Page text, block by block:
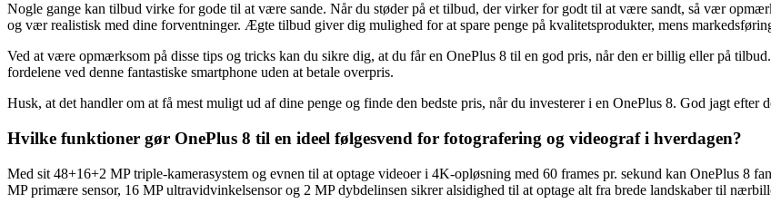
Nogle gange kan tilbud virke for gode til at være sande. Når du støder på et tilbud, der virker for godt til at være sandt, så vær
og vær realistisk med dine forventninger. Ægte tilbud giver dig mulighed for at spare penge på kvalitetsprodukter, mens
Ved at være opmærksom på disse tips og tricks kan du sikre dig, at du får en OnePlus 8 til en god pris, når den er billig eller på
fordelene ved denne fantastiske smartphone uden at betale overpris.
Husk, at det handler om at få mest muligt ud af dine penge og finde den bedste pris, når du investerer i en OnePlus 8. God jagt efter
Hvilke funktioner gør OnePlus 8 til en ideel følgesvend for fotografering og videograf i hverdagen?
Med sit 48+16+2 MP triple-kamerasystem og evnen til at optage videoer i 4K-opløsning med 60 frames pr. sekund kan OnePlus 8
MP primære sensor, 16 MP ultravidvinkelsensor og 2 MP dybdelinsen sikrer alsidighed til at optage alt fra brede landskaber til